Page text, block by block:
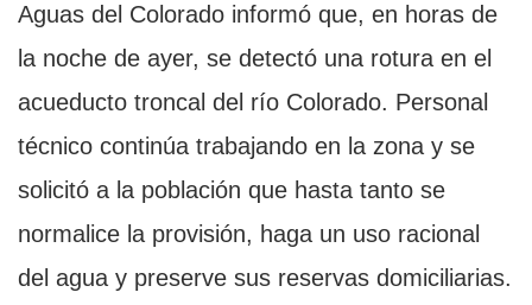
Aguas del Colorado informó que, en horas de
la noche de ayer, se detectó una rotura en el
acueducto troncal del río Colorado. Personal
técnico continúa trabajando en la zona y se
solicitó a la población que hasta tanto se
normalice la provisión, haga un uso racional
del agua y preserve sus reservas domiciliarias.